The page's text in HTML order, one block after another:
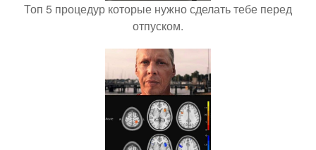
Топ 5 процедур которые нужно сделать тебе перед
отпуском.